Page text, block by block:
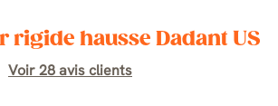
rigide hausse Dadant US
Voir 28 avis clients